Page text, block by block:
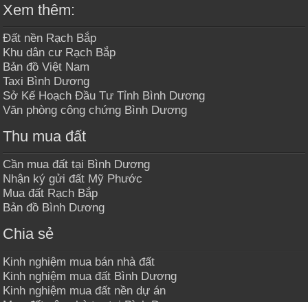
Xem thêm:
Đất nền Rạch Bắp
Khu dân cư Rạch Bắp
Bản đồ Việt Nam
Taxi Bình Dương
Sở Kế Hoạch Đầu Tư Tỉnh Bình Dương
Văn phòng công chứng Bình Dương
Thu mua đất
Cần mua đất tại Bình Dương
Nhận ký gửi đất Mỹ Phước
Mua đất Rạch Bắp
Bản đồ Bình Dương
Chia sẻ
Kinh nghiệm mua bán nhà đất
Kinh nghiệm mua đất Bình Dương
Kinh nghiệm mua đất nền dự án